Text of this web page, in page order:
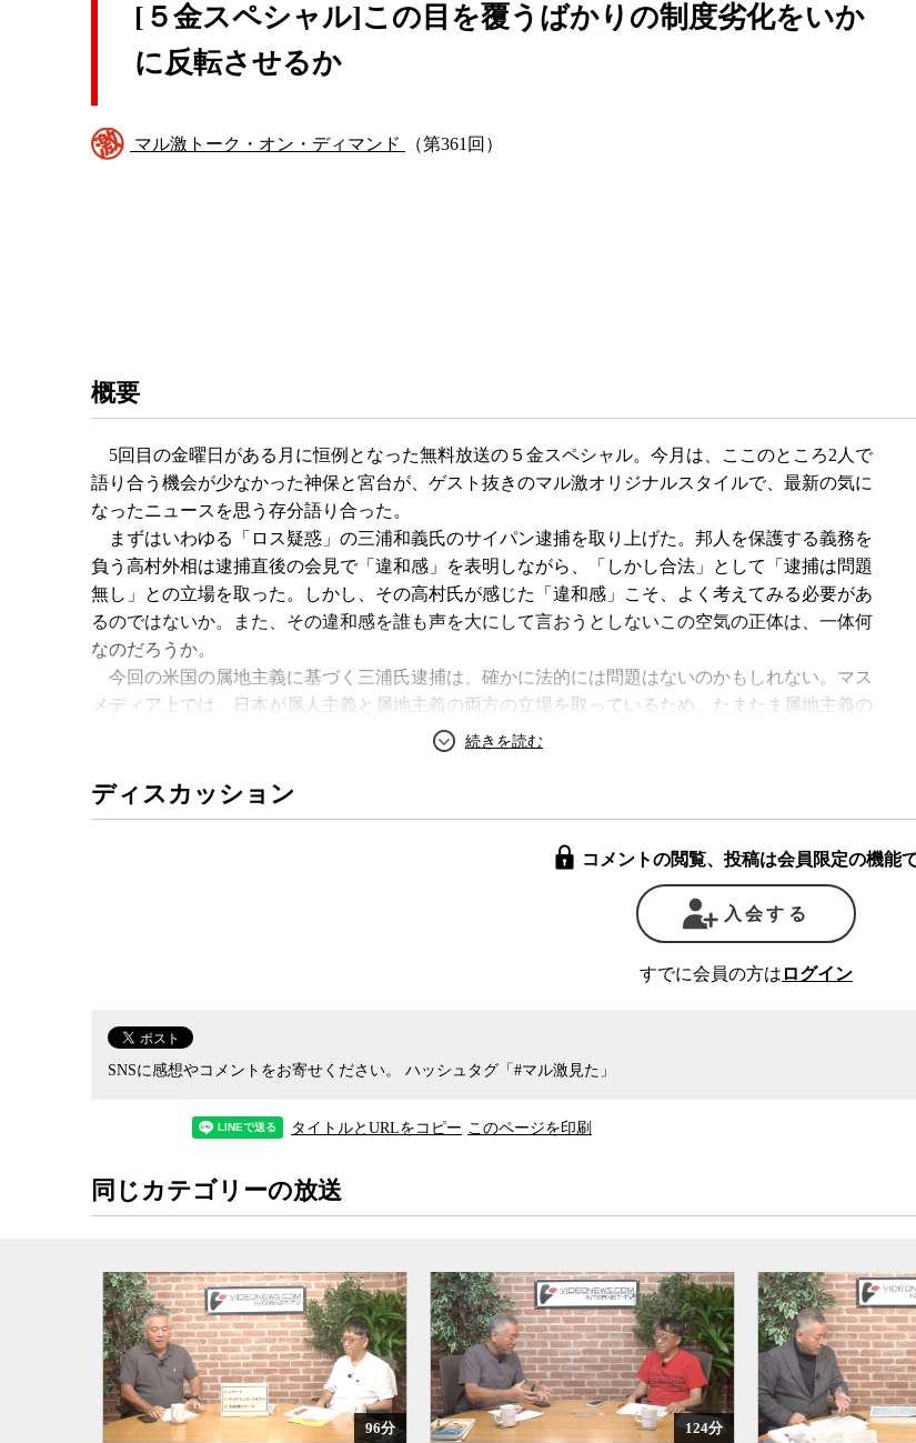
[５金スペシャル]この目を覆うばかりの制度劣化をいか
に反転させるか
マル激トーク・オン・ディマンド （第361回）
概要
5回目の金曜日がある月に恒例となった無料放送の５金スペシャル。今月は、ここのところ2人で
語り合う機会が少なかった神保と宮台が、ゲスト抜きのマル激オリジナルスタイルで、最新の気に
なったニュースを思う存分語り合った。
まずはいわゆる「ロス疑惑」の三浦和義氏のサイパン逮捕を取り上げた。邦人を保護する義務を
負う高村外相は逮捕直後の会見で「違和感」を表明しながら、「しかし合法」として「逮捕は問題
無し」との立場を取った。しかし、その高村氏が感じた「違和感」こそ、よく考えてみる必要があ
るのではないか。また、その違和感を誰も声を大にして言おうとしないこの空気の正体は、一体何
なのだろうか。
今回の米国の属地主義に基づく三浦氏逮捕は、確かに法的には問題はないのかもしれない。マス
メディア上では、日本が属人主義と属地主義の両方の立場を取っているため、たまたま属地主義の
アメリカと縄張りが重複してしまった異例のケースとして片付けられているようだ。中には「制度
しかし、これを「制度の穴」で済ませてしまっていいのだろうか。一つの主権国家で逮捕、起訴
され、一度は最高裁まで争った上で無罪が確定している人物が、同じ罪について別の国で再び裁か
れることに、人権上の問題はないのだろうか。近代法の前提として学んだ「一事不再理」は一国の
中だけの話なのか。また、日本政府はこの事態を放置していて、いいものなのだろうか。（もしこ
の相手がアメリカ以外の国だったら、日本の対応は違ったものになっていないだろうか？）
そもそも今回のような異常事態を招いた原因の一端は、マスコミの過熱報道を背景とした、85年
ミの熱狂の中、ポピュリズムに抗しきれなくなった日本の警察は、本来はアメリカで訴追されるべ
ない外国で集めた証拠がお粗末だったために、公判の過程で警察の主張は次々と覆され、結果的に
無罪となってしまった。
た。当然アメリカ側も機会さえあればこの事件の立件を試みることは、最初から予想できたはず
それにしても、こうした人権上、法律上の疑問点に目をつぶり、相も変わらず三浦氏の一挙手一
投足を追いかけ回すマスコミ報道の幼稚な報道ぶりには、呆れを通り越して悲愴感さえ漂う。日本
報道ぶりも、とても看過できないようなお寒い内容だった。東京高裁は20日、元毎日新聞記者の西
山太吉氏が名誉回復の求めた国家賠償訴訟で、西山氏の控訴を棄却する判決を下した。その中で裁
判所は、高度に政治的との理由から密約の存否の判断から逃げたばかりか、事件から20年の時効が
過ぎていることを理由に、西山氏の賠償請求権が喪失しているとの立場を取った。
しかし、沖縄密約については、アメリカの外交文書が25年の免除期間を経て公開されたことで、
密約の存在が事実上証明されている。仮に西山氏の情報入手方法に問題があったとしても、西山氏
ディスカッション
コメントの閲覧、投稿は会員限定の機能
入会する
すでに会員の方は ログイン
SNSに感想やコメントをお寄せください。 ハッシュタグ「#マル激見た」
タイトルとURLをコピー このページを印刷
同じカテゴリーの放送
124分 184分